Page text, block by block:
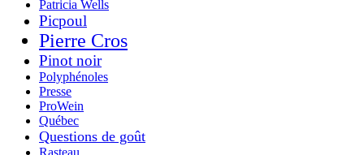
Patricia Wells
Picpoul
Pierre Cros
Pinot noir
Polyphénoles
Presse
ProWein
Québec
Questions de goût
Rasteau